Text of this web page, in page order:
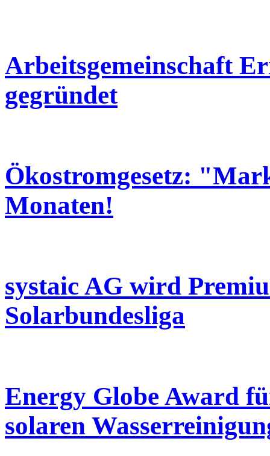
Arbeitsgemeinschaft
gegründet
Ökostromgesetz:
Monaten!
systaic AG wird
Solarbundesliga
Energy Globe Award
solaren